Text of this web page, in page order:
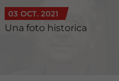
03 OCT. 2021
Una foto historica